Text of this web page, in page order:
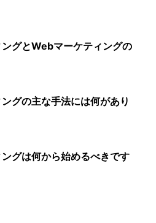
グとWebマーケティングの
グの主な手法には何があり
グは何から始めるべきです